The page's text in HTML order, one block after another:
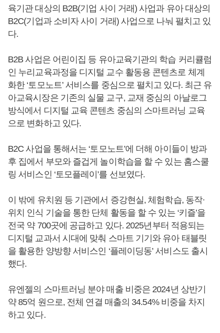
육기관 대상의 B2B(기업 사이 거래) 사업과 유아 대상의
B2C(기업과 소비자 사이 거래) 사업으로 나눠 펼치고 있
다.
B2B 사업은 어린이집 등 유아교육기관의 학습 커리큘럼
인 누리교육과정을 디지털 교수 활동용 콘텐츠로 체계
화한 ‘토모노트’ 서비스를 중심으로 펼치고 있다. 최근 유
아교육시장은 기존의 실물 교구, 교재 중심의 아날로그
방식에서 디지털 교육 콘텐츠 중심의 스마트러닝 교육
으로 변화하고 있다.
B2C 사업을 통해서는 ‘토모노트’에 더해 아이들이 방과
후 집에서 부모와 즐겁게 놀이학습을 할 수 있는 홈스쿨
링 서비스인 ‘토모플레이’를 선보였다.
이 밖에 유치원 등 기관에서 증강현실, 체험학습, 동작·
위치 인식 기술을 통한 단체 활동을 할 수 있는 ‘키즐’을
전국 약 700곳에 공급하고 있다. 2025년부터 적용되는
디지털 교과서 시대에 맞춰 스마트 기기와 유아 태블릿
을 활용한 양방향 서비스인 ‘플레이딩동’ 서비스도 출시
했다.
유엔젤의 스마트러닝 분야 매출 비중은 2024년 상반기
약 85억 원으로, 전체 연결 매출의 34.54% 비중을 차지
하고 있다.